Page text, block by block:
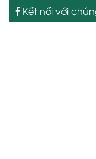
Kết nối với